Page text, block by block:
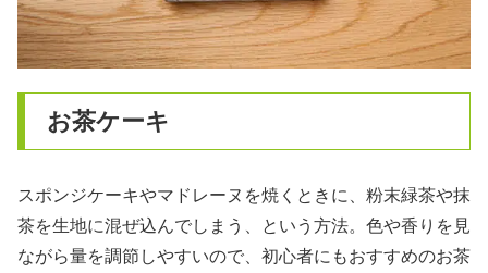
お茶ケーキ
スポンジケーキやマドレーヌを焼くときに、粉末緑茶や抹
茶を生地に混ぜ込んでしまう、という方法。色や香りを見
ながら量を調節しやすいので、初心者にもおすすめのお茶